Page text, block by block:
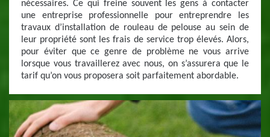
nécessaires. Ce qui freine souvent les gens à contacter
une entreprise professionnelle pour entreprendre les
travaux d’installation de rouleau de pelouse au sein de
leur propriété sont les frais de service trop élevés. Alors,
pour éviter que ce genre de problème ne vous arrive
lorsque vous travaillerez avec nous, on s’assurera que le
tarif qu’on vous proposera soit parfaitement abordable.